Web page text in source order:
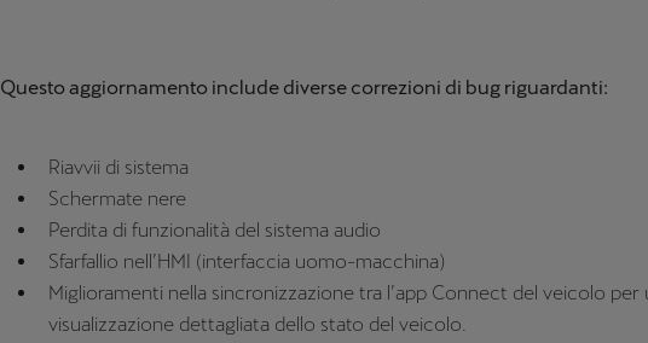
Questo aggiornamento include diverse correzioni di bug riguardanti:
Riavvii di sistema
Schermate nere
Perdita di funzionalità del sistema audio
Sfarfallio nell’HMI (interfaccia uomo-macchina)
Miglioramenti nella sincronizzazione tra l’app Connect del veicolo per
visualizzazione dettagliata dello stato del veicolo.